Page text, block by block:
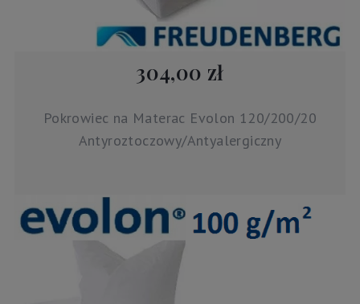
304,00 zł
Pokrowiec na Materac Evolon 120/200/20
Antyroztoczowy/Antyalergiczny